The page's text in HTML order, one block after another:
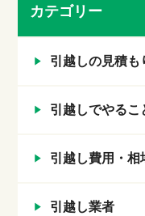
カテゴリー
引越しの見積も
引越しでやるこ
引越し費用・相
引越し業者